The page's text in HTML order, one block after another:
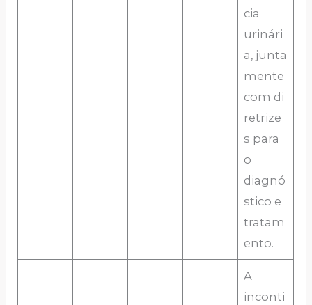
cia
urinári
a, junta
mente
com di
retrize
s para
o
diagnó
stico e
tratam
ento.
A
inconti